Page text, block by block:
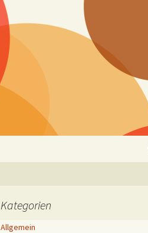
Kategorien
Allgemein